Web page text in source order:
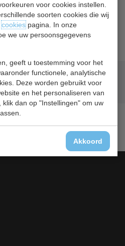
voor cookies instellen.
soorten cookies die wij
cookiespagina. In onze
we uw persoonsgegevens
geeft u toestemming voor het
functionele, analytische
Deze worden gebruikt voor
en het personaliseren van
dan op "Instellingen" om uw
Akkoord
7950.5030.